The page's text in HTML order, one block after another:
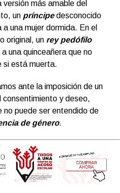
versión más amable del
un príncipedesconocido
a una mujer dormida. En el
original, un rey pedófilo
a una quinceañera que no
si está muerta.
ante la imposición de un
y deseo,
no puede ser entendido de
de género.